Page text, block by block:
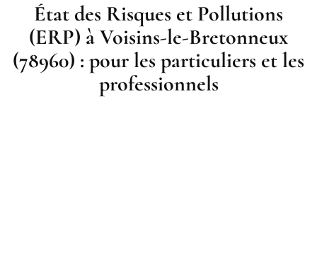
État des Risques et Pollutions
(ERP) à Voisins-le-Bretonneux
(78960) : pour les particuliers et les
professionnels